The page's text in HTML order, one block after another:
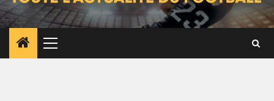
Menu
principal